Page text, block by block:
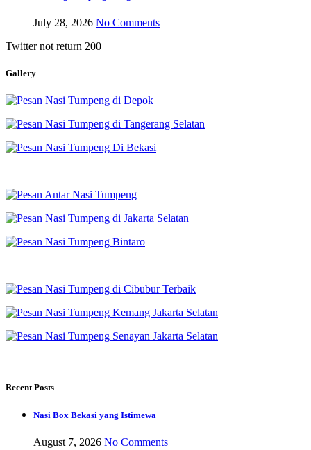
July 28, 2026 No Comments
Twitter not return 200
Gallery
Recent Posts
Nasi Box Bekasi yang Istimewa
August 7, 2026 No Comments